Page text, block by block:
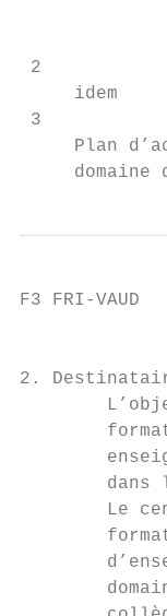
2
     idem
3
Plan
domaine
F3 FRI-VAUD
2.
dans
Le